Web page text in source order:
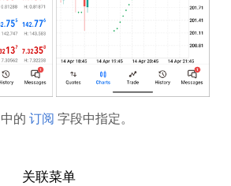
的 订阅 字段中指定。
关联菜单